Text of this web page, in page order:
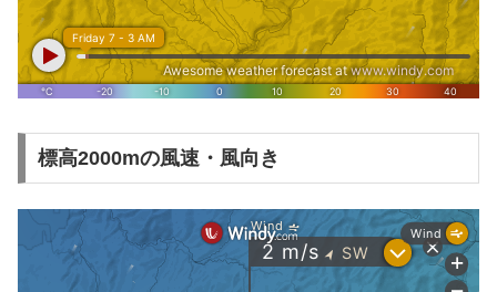
標高2000mの風速・風向き